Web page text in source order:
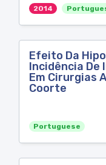
2014
Efeito Da
Incidência De
Em Cirurgias
Coorte
Portuguese